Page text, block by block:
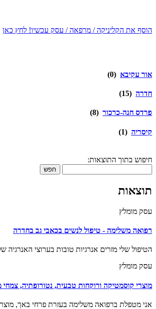
הוסף את הקליניקה / מרפאה / עסק עכשיו! לחץ כאן
אור עקיבא (0)
חדרה (15)
פרדס חנה-כרכור (8)
קיסריה (1)
חיפוש בתוך התוצאות:
חפש
תוצאות
עסק מומלץ
רפואה משלימה - טיפול לנשים בכאבי גב בחדרה
הטיפול שלי מזרים אנרגיות טובות בערוצי האנרגיה
עסק מומלץ
מוצרי קוסמטיקה ורוקחות טבעית, נטורופתיה,
אני מטפלת ברפואה משלימה בעזרת פרחי באך,